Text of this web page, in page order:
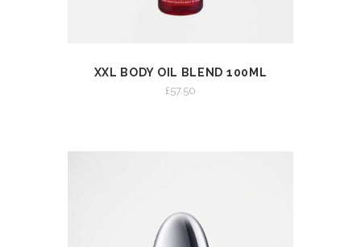
VIEW ADD TO CART
XXL BODY OIL BLEND 100ML
£57.50